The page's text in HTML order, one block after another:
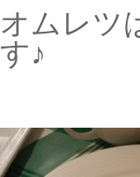
オムレツ
す♪